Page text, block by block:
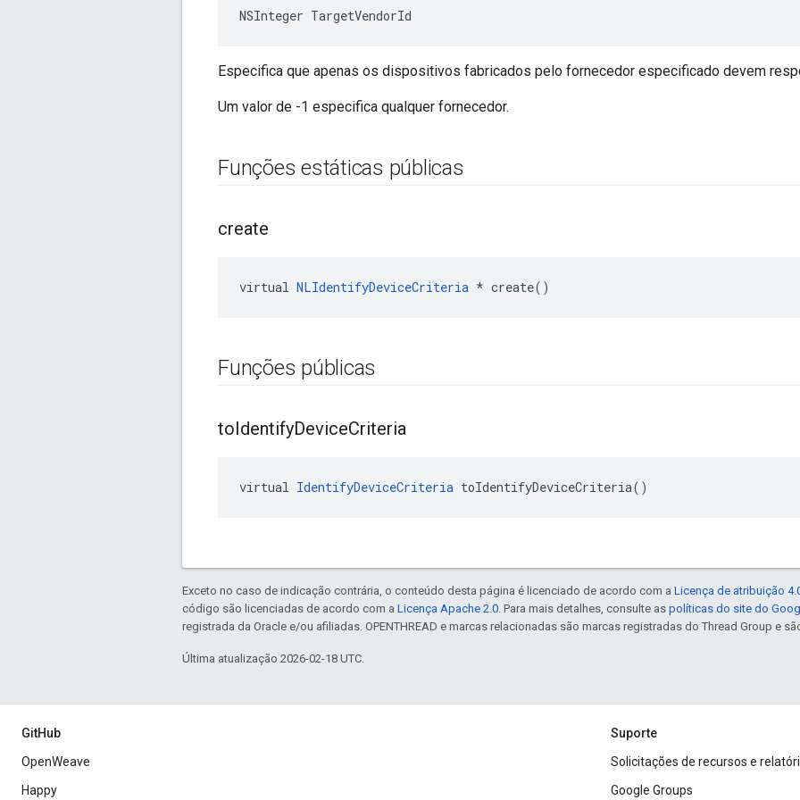
NSInteger TargetVendorId
Especifica que apenas os dispositivos fabricados pelo fornecedor especificado devem
Um valor de -1 especifica qualquer fornecedor.
Funções estáticas públicas
create
virtual NLIdentifyDeviceCriteria * create()
Funções públicas
toIdentifyDeviceCriteria
virtual IdentifyDeviceCriteria toIdentifyDeviceCriteria()
Exceto no caso de indicação contrária, o conteúdo desta página é licenciado de acordo com a Licença de atribuição
código são licenciadas de acordo com a Licença Apache 2.0. Para mais detalhes, consulte as políticas do site do
registrada da Oracle e/ou afiliadas. OPENTHREAD e marcas relacionadas são marcas registradas do Thread Group e
Última atualização 2026-02-18 UTC.
GitHub
OpenWeave
Happy
Suporte
Solicitações de recursos e
Google Groups